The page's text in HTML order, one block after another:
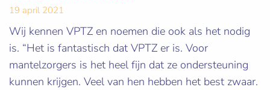
19 april 2021
Wij kennen VPTZ en noemen die ook als het nodig
is. “Het is fantastisch dat VPTZ er is. Voor
mantelzorgers is het heel fijn dat ze ondersteuning
kunnen krijgen. Veel van hen hebben het best zwaar.